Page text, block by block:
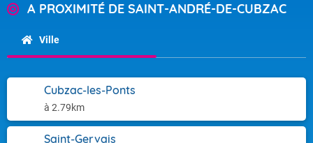
A PROXIMITÉ DE SAINT-ANDRÉ-DE-CUBZAC
Ville
Cubzac-les-Ponts
à 2.79km
Saint-Gervais